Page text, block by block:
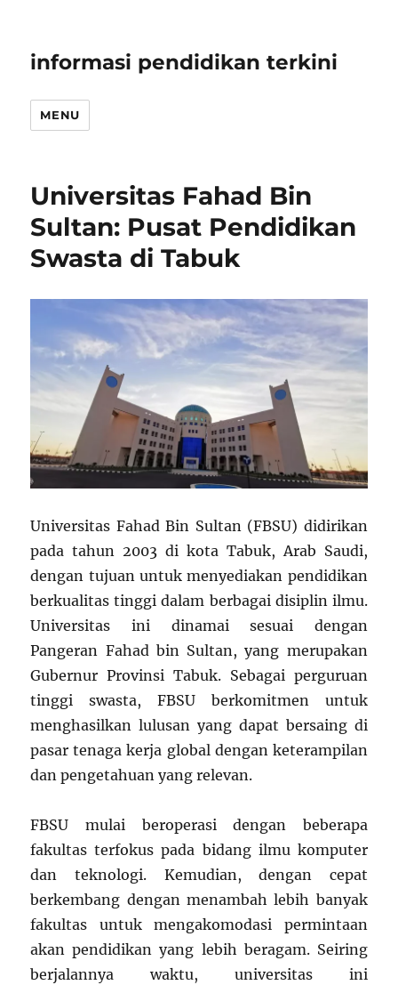
informasi pendidikan terkini
MENU
Universitas Fahad Bin
Sultan: Pusat Pendidikan
Swasta di Tabuk
Universitas Fahad Bin Sultan (FBSU) didirikan
pada tahun 2003 di kota Tabuk, Arab Saudi,
dengan tujuan untuk menyediakan pendidikan
berkualitas tinggi dalam berbagai disiplin ilmu.
Universitas ini dinamai sesuai dengan
Pangeran Fahad bin Sultan, yang merupakan
Gubernur Provinsi Tabuk. Sebagai perguruan
tinggi swasta, FBSU berkomitmen untuk
menghasilkan lulusan yang dapat bersaing di
pasar tenaga kerja global dengan keterampilan
dan pengetahuan yang relevan.
FBSU mulai beroperasi dengan beberapa
fakultas terfokus pada bidang ilmu komputer
dan teknologi. Kemudian, dengan cepat
berkembang dengan menambah lebih banyak
fakultas untuk mengakomodasi permintaan
akan pendidikan yang lebih beragam. Seiring
berjalannya waktu, universitas ini